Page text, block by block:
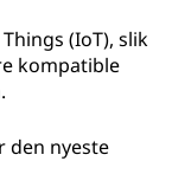
(IoT), slik
kompatible
den nyeste